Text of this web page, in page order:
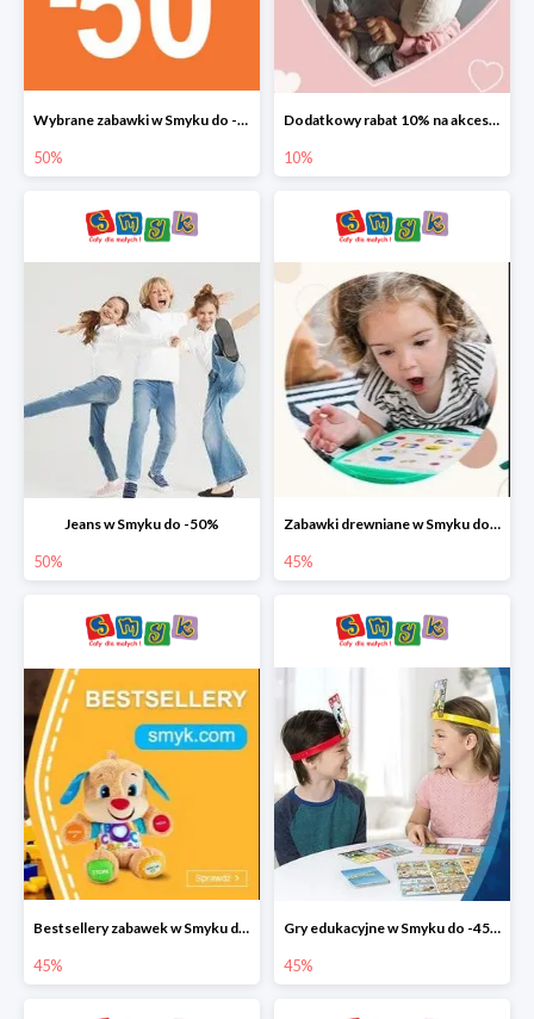
Wybrane zabawki w Smyku do -50%
50%
Dodatkowy rabat 10% na akcesoria dziecięce
10%
Jeans w Smyku do -50%
50%
Zabawki drewniane w Smyku do -45%
45%
Bestsellery zabawek w Smyku do -45%
45%
Gry edukacyjne w Smyku do -45%
45%